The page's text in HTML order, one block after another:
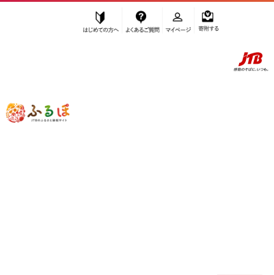
ふるぽ JTBのふるさと納税サイト
「ふるさと納税」TOP